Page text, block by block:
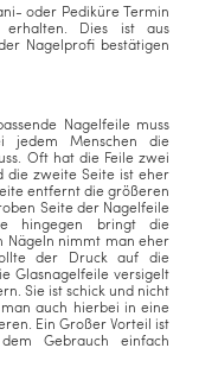
oder Pediküre Termin
erhalten. Dies ist aus
Nagelprofi bestätigen
Nagelfeile muss
jedem Menschen die
Oft hat die Feile zwei
die zweite Seite ist eher
entfernt die größeren
Seite der Nagelfeile
hingegen bringt die
Nägeln nimmt man eher
der Druck auf die
Glasnagelfeile versigelt
Sie ist schick und nicht
auch hierbei in eine
Ein Großer Vorteil ist
Gebrauch einfach